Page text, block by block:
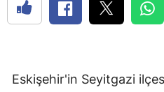
Eskişehir'in Seyitgazi